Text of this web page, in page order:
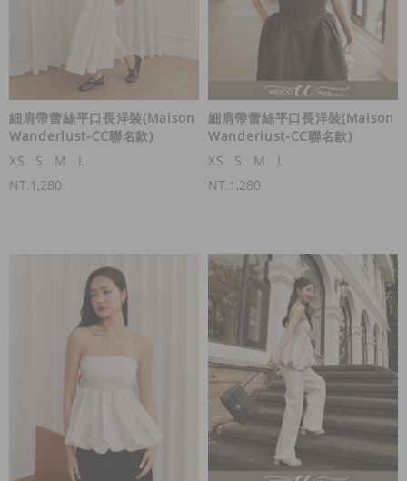
細肩帶蕾絲平口長洋裝(Maison
Wanderlust-CC聯名款)
XS
S M
L
NT.1,280
細肩帶蕾絲平口長洋裝(Maison
Wanderlust-CC聯名款)
XS
S M
L
NT.1,280